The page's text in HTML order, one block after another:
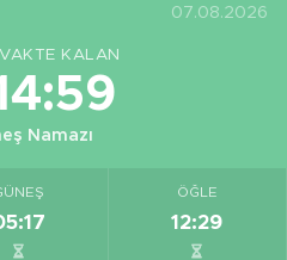
07.08.2026
KALAN
Namazı
ÖĞLE
12:29